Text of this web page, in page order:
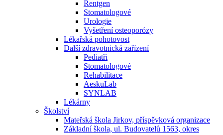
Rentgen
Stomatologové
Urologie
Vyšetření osteoporózy
Lékařská pohotovost
Další zdravotnická zařízení
Pediatři
Stomatologové
Rehabilitace
AeskuLab
SYNLAB
Lékárny
Školství
Mateřská škola Jirkov, příspěvková organizace
Základní škola, ul. Budovatelů 1563, okres